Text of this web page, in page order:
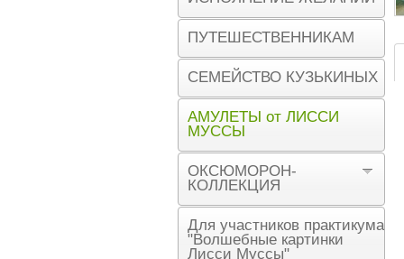
ПУТЕШЕСТВЕННИКАМ
СЕМЕЙСТВО КУЗЬКИНЫХ
АМУЛЕТЫ от ЛИССИ
МУССЫ
ОКСЮМОРОН-
КОЛЛЕКЦИЯ
Для участников практикума
"Волшебные картинки
Лисси Муссы"